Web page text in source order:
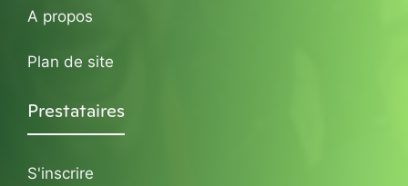
A propos
Plan de site
Prestataires
S'inscrire